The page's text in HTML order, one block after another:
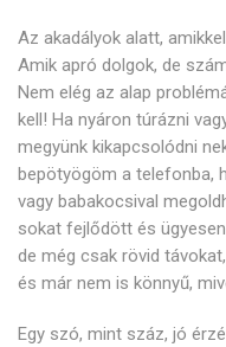
Az akadályok alatt,
Amik apró dolgok, de
Nem elég az alap
kell! Ha nyáron túrázni
megyünk kikapcsolódni
bepötyögöm a telefonba,
vagy babakocsival
sokat fejlődött és
de még csak rövid
és már nem is könnyű,
Egy szó, mint száz, jó